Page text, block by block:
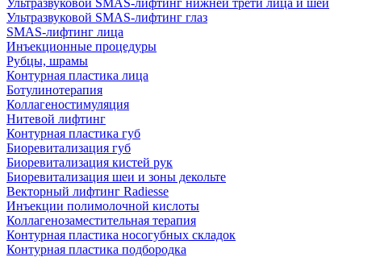
Ультразвуковой SMAS-лифтинг нижней трети лица и шеи
Ультразвуковой SMAS-лифтинг глаз
SMAS-лифтинг лица
Инъекционные процедуры
Рубцы, шрамы
Контурная пластика лица
Ботулинотерапия
Коллагеностимуляция
Нитевой лифтинг
Контурная пластика губ
Биоревитализация губ
Биоревитализация кистей рук
Биоревитализация шеи и зоны декольте
Векторный лифтинг Radiesse
Инъекции полимолочной кислоты
Коллагенозаместительная терапия
Контурная пластика носогубных складок
Контурная пластика подбородка